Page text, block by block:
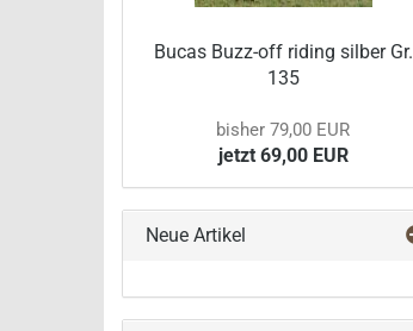
Bucas Buzz-off riding silber Gr.
135
bisher 79,00 EUR
jetzt 69,00 EUR
Neue Artikel